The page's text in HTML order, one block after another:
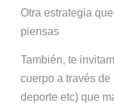
Otra estrategia
piensas
También, te
cuerpo a través
deporte etc) que